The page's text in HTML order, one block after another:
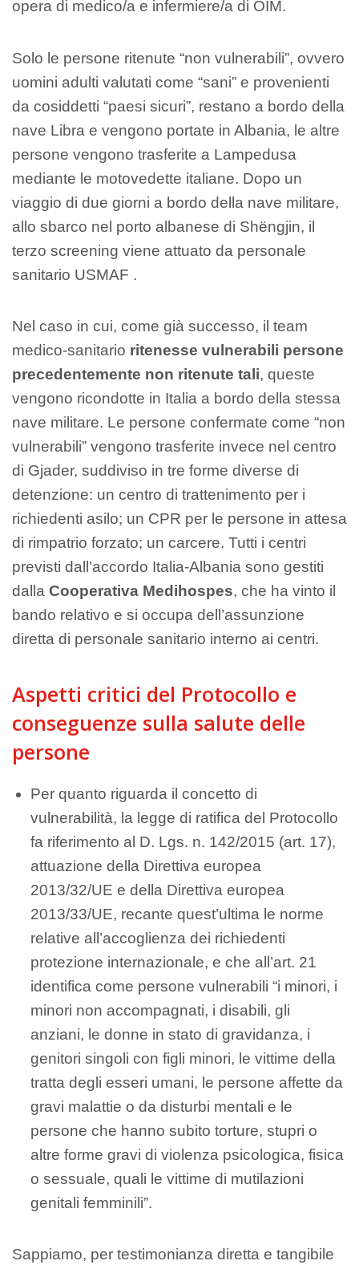
opera di medico/a e infermiere/a di OIM.
Solo le persone ritenute “non vulnerabili”, ovvero
uomini adulti valutati come “sani” e provenienti
da cosiddetti “paesi sicuri”, restano a bordo della
nave Libra e vengono portate in Albania, le altre
persone vengono trasferite a Lampedusa
mediante le motovedette italiane. Dopo un
viaggio di due giorni a bordo della nave militare,
allo sbarco nel porto albanese di Shëngjin, il
terzo screening viene attuato da personale
sanitario USMAF .
Nel caso in cui, come già successo, il team
medico-sanitario ritenesse vulnerabili persone
precedentemente non ritenute tali, queste
vengono ricondotte in Italia a bordo della stessa
nave militare. Le persone confermate come “non
vulnerabili” vengono trasferite invece nel centro
di Gjader, suddiviso in tre forme diverse di
detenzione: un centro di trattenimento per i
richiedenti asilo; un CPR per le persone in attesa
di rimpatrio forzato; un carcere. Tutti i centri
previsti dall’accordo Italia-Albania sono gestiti
dalla Cooperativa Medihospes, che ha vinto il
bando relativo e si occupa dell’assunzione
diretta di personale sanitario interno ai centri.
Aspetti critici del Protocollo e
conseguenze sulla salute delle
persone
Per quanto riguarda il concetto di
vulnerabilità, la legge di ratifica del Protocollo
fa riferimento al D. Lgs. n. 142/2015 (art. 17),
attuazione della Direttiva europea
2013/32/UE e della Direttiva europea
2013/33/UE, recante quest’ultima le norme
relative all’accoglienza dei richiedenti
protezione internazionale, e che all’art. 21
identifica come persone vulnerabili “i minori, i
minori non accompagnati, i disabili, gli
anziani, le donne in stato di gravidanza, i
genitori singoli con figli minori, le vittime della
tratta degli esseri umani, le persone affette da
gravi malattie o da disturbi mentali e le
persone che hanno subito torture, stupri o
altre forme gravi di violenza psicologica, fisica
o sessuale, quali le vittime di mutilazioni
genitali femminili”.
Sappiamo, per testimonianza diretta e tangibile